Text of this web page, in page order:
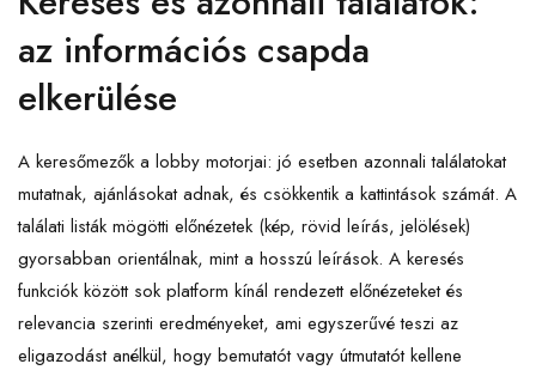
az információs csapda
elkerülése
A keresőmezők a lobby motorjai: jó esetben azonnali találatokat
mutatnak, ajánlásokat adnak, és csökkentik a kattintások számát. A
találati listák mögötti előnézetek (kép, rövid leírás, jelölések)
gyorsabban orientálnak, mint a hosszú leírások. A keresés
funkciók között sok platform kínál rendezett előnézeteket és
relevancia szerinti eredményeket, ami egyszerűvé teszi az
eligazodást anélkül, hogy bemutatót vagy útmutatót kellene